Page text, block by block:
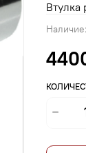
Наличие: